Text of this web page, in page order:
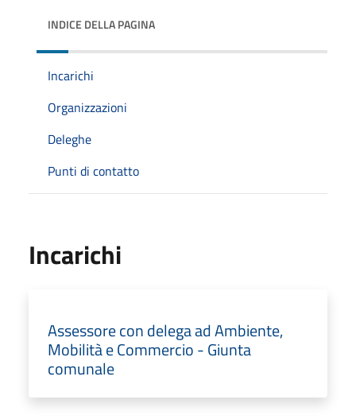
INDICE DELLA PAGINA
Incarichi
Organizzazioni
Deleghe
Punti di contatto
Incarichi
Assessore con delega ad Ambiente,
Mobilità e Commercio - Giunta
comunale